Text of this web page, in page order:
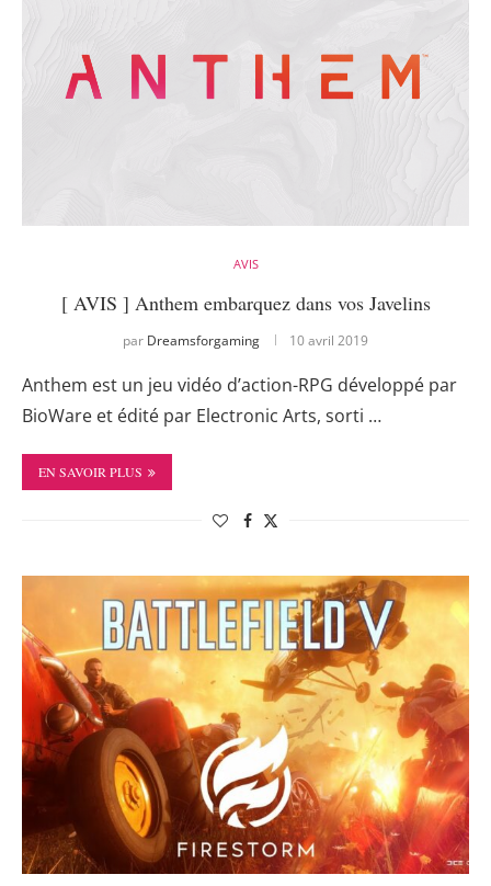
AVIS
[ AVIS ] Anthem embarquez dans vos Javelins
par Dreamsforgaming 10 avril 2019
Anthem est un jeu vidéo d’action-RPG développé par
BioWare et édité par Electronic Arts, sorti …
EN SAVOIR PLUS